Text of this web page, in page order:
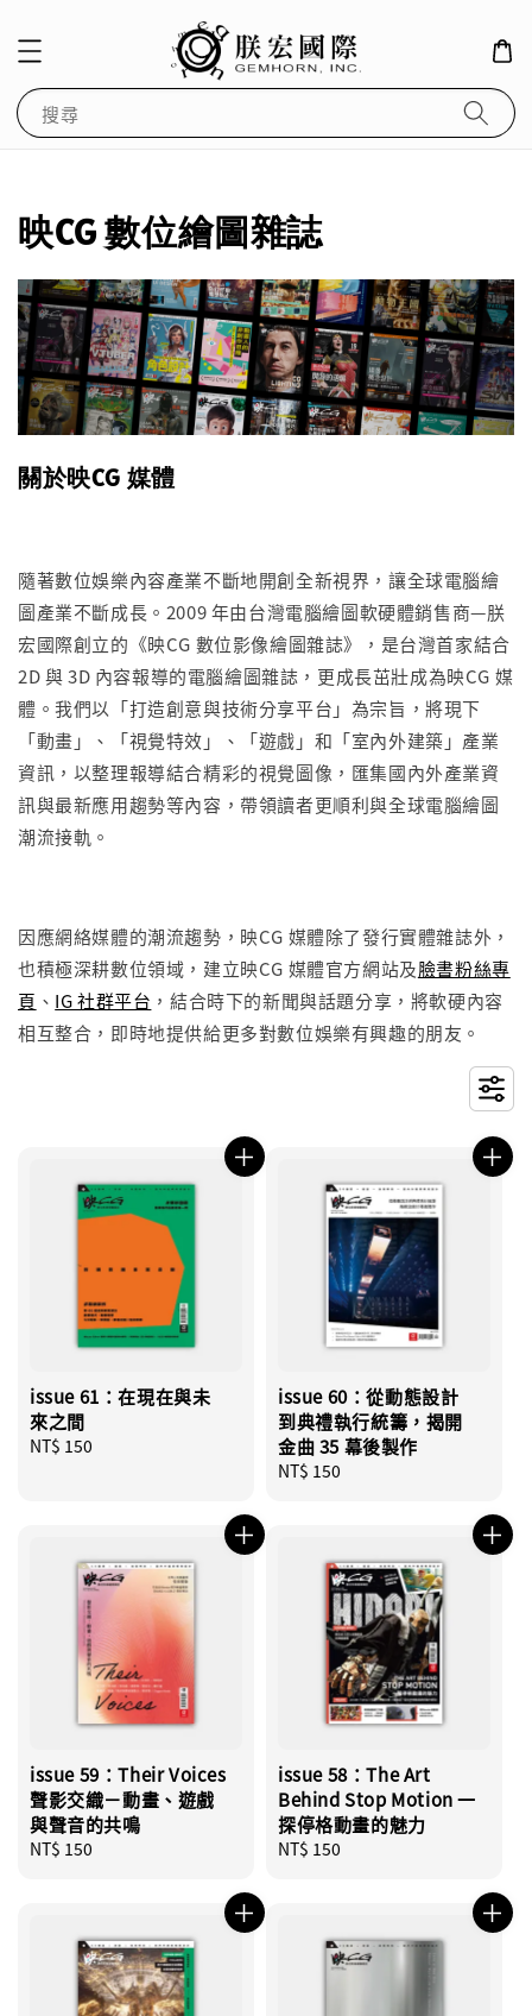
搜尋
映CG 數位繪圖雜誌
關於映CG 媒體
隨著數位娛樂內容產業不斷地開創全新視界，讓全球電腦繪
圖產業不斷成長。2009 年由台灣電腦繪圖軟硬體銷售商—朕
宏國際創立的《映CG 數位影像繪圖雜誌》，是台灣首家結合
2D 與 3D 內容報導的電腦繪圖雜誌，更成長茁壯成為映CG 媒
體。我們以「打造創意與技術分享平台」為宗旨，將現下
「動畫」、「視覺特效」、「遊戲」和「室內外建築」產業
資訊，以整理報導結合精彩的視覺圖像，匯集國內外產業資
訊與最新應用趨勢等內容，帶領讀者更順利與全球電腦繪圖
潮流接軌。
因應網絡媒體的潮流趨勢，映CG 媒體除了發行實體雜誌外，
也積極深耕數位領域，建立映CG 媒體官方網站及臉書粉絲專
頁 、 IG 社群平台 ，結合時下的新聞與話題分享，將軟硬內容
相互整合，即時地提供給更多對數位娛樂有興趣的朋友。
issue 61：在現在與未
來之間
Regular
NT$ 150
issue 60：從動態設計
到典禮執行統籌，揭開
金曲 35 幕後製作
Regular
NT$ 150
issue 59：Their Voices
聲影交織－動畫、遊戲
與聲音的共鳴
Regular
NT$ 150
issue 58：The Art
Behind Stop Motion 一
探停格動畫的魅力
Regular
NT$ 150